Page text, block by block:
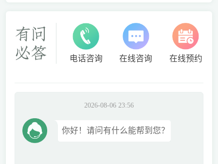
电话咨询 在线咨询 在线预约
2026-08-06 23:56
你好！请问有什么能帮到您？